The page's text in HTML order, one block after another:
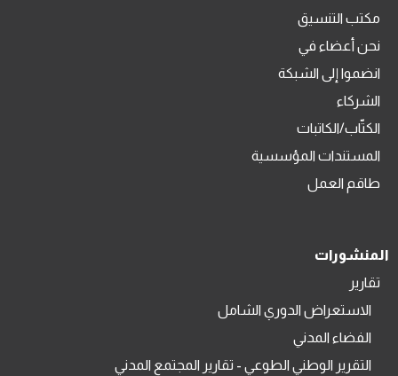
مكتب التنسيق
نحن أعضاء في
انضموا إلى الشبكة
الشركاء
الكتّاب/الكاتبات
المستندات المؤسسية
طاقم العمل
المنشورات
تقارير
الاستعراض الدوري الشامل
الفضاء المدني
التقرير الوطني الطوعي - تقارير المجتمع المدني